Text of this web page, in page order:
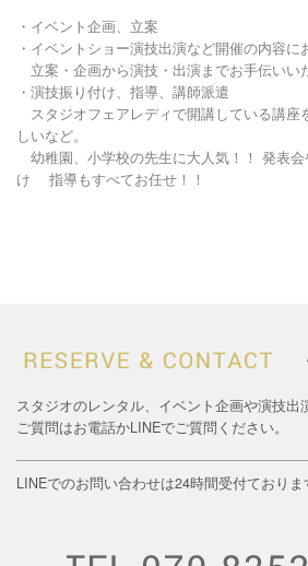
・イベント企画、立案
・ イベントショー演技出演など開催の内容に
立案・企画から演技・出演までお手伝いい
・ 演技振り付け、指導、 講師派遣
スタジオフェアレディで開講している講座
しいなど。
幼稚園、小学校の先生に大人気！！ 発表
け
指導もすべてお任せ！！
スタジオのレンタル、イベント企画や演技出
ご質問はお電話かLINEでご質問ください。
LINEでのお問い合わせは24時間受付て